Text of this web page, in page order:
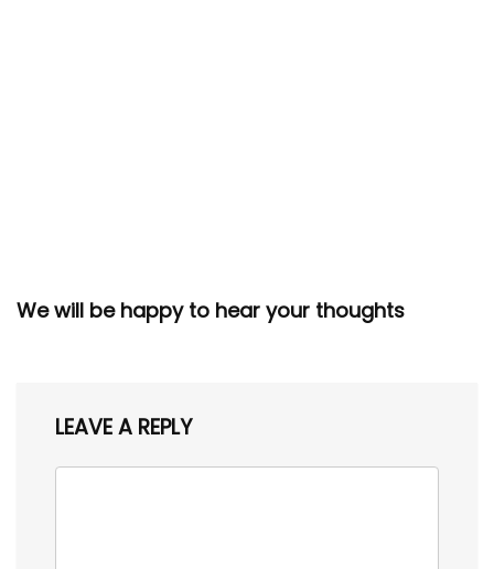
We will be happy to hear your thoughts
LEAVE A REPLY